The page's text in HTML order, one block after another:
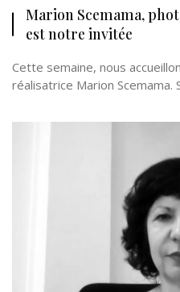
Marion Scemama,
est notre invitée
Cette semaine, nous
réalisatrice Marion Scemama.